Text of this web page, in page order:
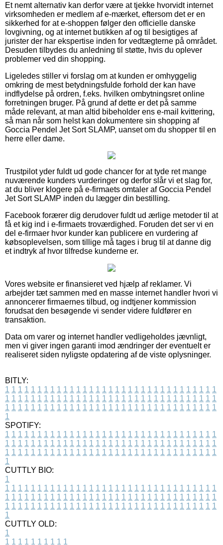
Et nemt alternativ kan derfor være at tjekke hvorvidt internet
virksomheden er medlem af e-mærket, eftersom det er en
sikkerhed for at e-shoppen følger den officielle danske
lovgivning, og at internet butikken af og til besigtiges af
jurister der har ekspertise inden for vedtægterne på området.
Desuden tilbydes du anledning til støtte, hvis du oplever
problemer ved din shopping.
Ligeledes stiller vi forslag om at kunden er omhyggelig
omkring de mest betydningsfulde forhold der kan have
indflydelse på ordren, f.eks. hvilken ombytningsret online
forretningen bruger. På grund af dette er det på samme
måde relevant, at man altid bibeholder ens e-mail kvittering,
så man når som helst kan dokumentere sin shopping af
Goccia Pendel Jet Sort SLAMP, uanset om du shopper til en
herre eller dame.
Trustpilot yder fuldt ud gode chancer for at tyde ret mange
nuværende kunders vurderinger og derfor slår vi et slag for,
at du bliver klogere på e-firmaets omtaler af Goccia Pendel
Jet Sort SLAMP inden du lægger din bestilling.
Facebook forærer dig derudover fuldt ud ærlige metoder til at
få et kig ind i e-firmaets troværdighed. Foruden det ser vi en
del e-firmaer hvor kunder kan publicere en vurdering af
købsoplevelsen, som tillige må tages i brug til at danne dig
et indtryk af hvor tilfredse kunderne er.
Vores website er finansieret ved hjælp af reklamer. Vi
arbejder tæt sammen med en masse internet handler hvori vi
annoncerer firmaernes tilbud, og indtjener kommission
forudsat den besøgende vi sender videre fuldfører en
transaktion.
Data om varer og internet handler vedligeholdes jævnligt,
men vi giver ingen garanti imod ændringer der eventuelt er
realiseret siden nyligste opdatering af de viste oplysninger.
BITLY:
1 1 1 1 1 1 1 1 1 1 1 1 1 1 1 1 1 1 1 1 1 1 1 1 1 1 1 1 1 1 1 1 1
1 1 1 1 1 1 1 1 1 1 1 1 1 1 1 1 1 1 1 1 1 1 1 1 1 1 1 1 1 1 1 1 1
1 1 1 1 1 1 1 1 1 1 1 1 1 1 1 1 1 1 1 1 1 1 1 1 1 1 1 1 1 1 1 1 1
1
SPOTIFY:
1 1 1 1 1 1 1 1 1 1 1 1 1 1 1 1 1 1 1 1 1 1 1 1 1 1 1 1 1 1 1 1 1
1 1 1 1 1 1 1 1 1 1 1 1 1 1 1 1 1 1 1 1 1 1 1 1 1 1 1 1 1 1 1 1 1
1 1 1 1 1 1 1 1 1 1 1 1 1 1 1 1 1 1 1 1 1 1 1 1 1 1 1 1 1 1 1 1 1
1
CUTTLY BIO:
1
1 1 1 1 1 1 1 1 1 1 1 1 1 1 1 1 1 1 1 1 1 1 1 1 1 1 1 1 1 1 1 1 1
1 1 1 1 1 1 1 1 1 1 1 1 1 1 1 1 1 1 1 1 1 1 1 1 1 1 1 1 1 1 1 1 1
1 1 1 1 1 1 1 1 1 1 1 1 1 1 1 1 1 1 1 1 1 1 1 1 1 1 1 1 1 1 1 1 1
1
CUTTLY OLD:
1
1 1 1 1 1 1 1 1 1 1